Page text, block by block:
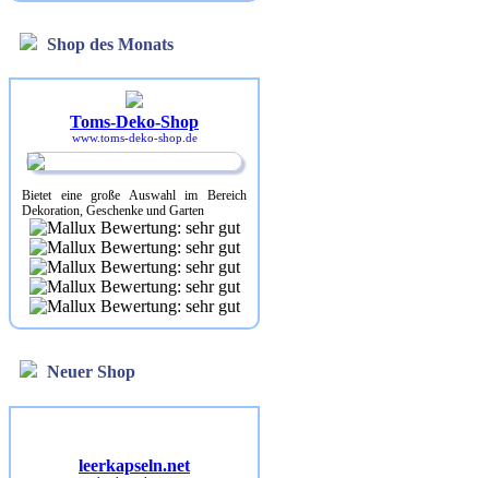
Shop des Monats
Toms-Deko-Shop
www.toms-deko-shop.de
Bietet eine große Auswahl im Bereich
Dekoration, Geschenke und Garten
Neuer Shop
leerkapseln.net